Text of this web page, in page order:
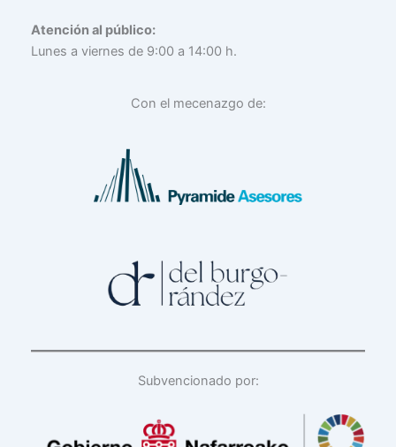
Atención al público:
Lunes a viernes de 9:00 a 14:00 h.
Con el mecenazgo de:
Subvencionado por: